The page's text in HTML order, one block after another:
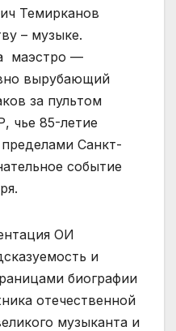
Темирканов
– музыке.
маэстро —
вырубающий
за пультом
чье 85-летие
Санкт-
событие
ОИ
и
биографии
отечественной
музыканта и